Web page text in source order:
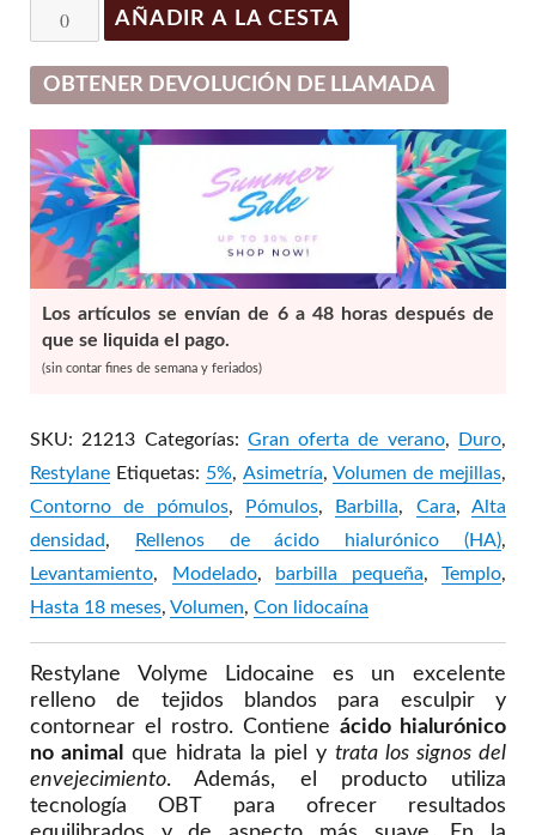
Restylane Volyme Lidocaine es un excelente
relleno de tejidos blandos para esculpir y
contornear el rostro. Contiene ácido hialurónico
no animal
que hidrata la piel y trata los signos del
envejecimiento. Además, el producto utiliza
tecnología OBT para ofrecer resultados
Restylane
Volyme
Lidocaine
1
x
1ml
cantidad
AÑADIR A LA CESTA
OBTENER DEVOLUCIÓN DE LLAMADA
Los artículos se envían de 6 a 48 horas después de
que se liquida el pago.
(sin contar fines de semana y feriados)
SKU: 21213 Categorías: Gran oferta de verano, Duro,
Restylane Etiquetas: 5%, Asimetría, Volumen de mejillas,
Contorno de pómulos, Pómulos, Barbilla, Cara,Alta
densidad, Rellenos de ácido hialurónico (HA),
Levantamiento, Modelado, barbilla pequeña, Templo,
Hasta 18 meses, Volumen, Con lidocaína